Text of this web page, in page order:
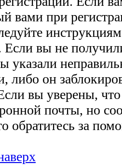
вами при
вы не
указали
либо он
вы уверены,
почты, но
обратитесь за